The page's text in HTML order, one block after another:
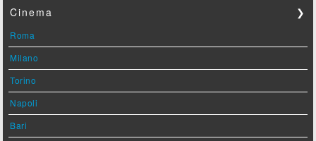
Cinema ❯
Roma
Milano
Torino
Napoli
Bari